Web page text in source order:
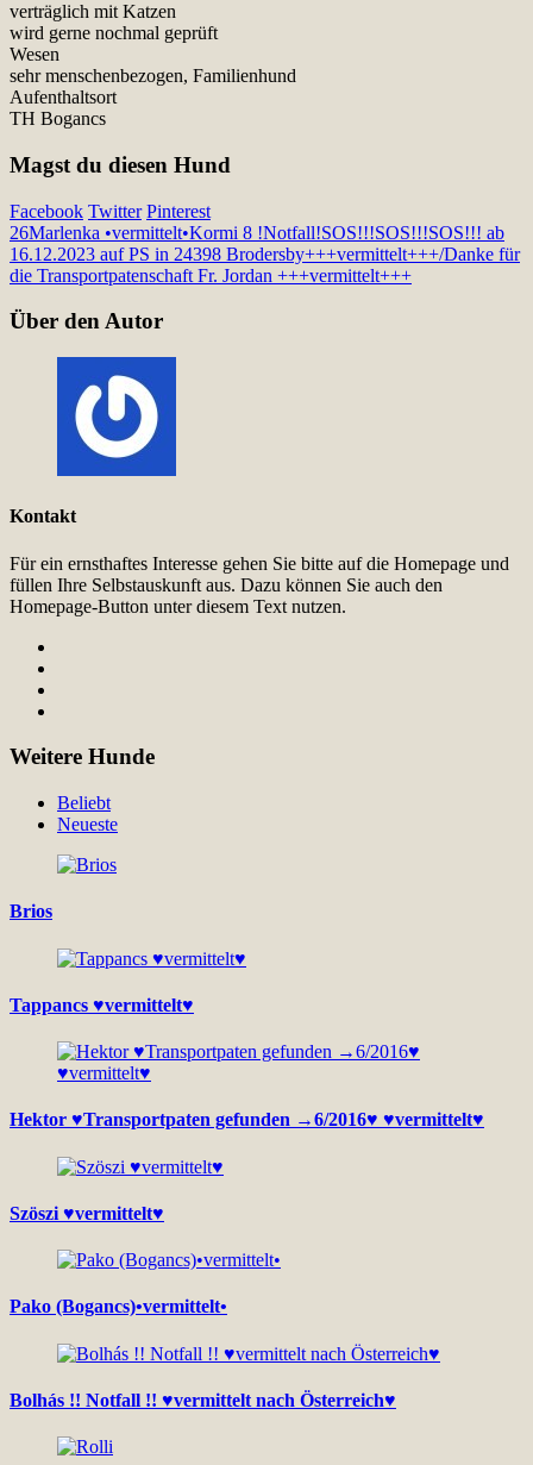
verträglich mit Katzen
wird gerne nochmal geprüft
Wesen
sehr menschenbezogen, Familienhund
Aufenthaltsort
TH Bogancs
Magst du diesen Hund
Facebook Twitter Pinterest
26Marlenka •vermittelt•Kormi 8 !Notfall!SOS!!!SOS!!!SOS!!! ab
16.12.2023 auf PS in 24398 Brodersby+++vermittelt+++/Danke für
die Transportpatenschaft Fr. Jordan +++vermittelt+++
Über den Autor
Kontakt
Für ein ernsthaftes Interesse gehen Sie bitte auf die Homepage und
füllen Ihre Selbstauskunft aus. Dazu können Sie auch den
Homepage-Button unter diesem Text nutzen.
Weitere Hunde
Beliebt
Neueste
Brios
Tappancs ♥vermittelt♥
Hektor ♥Transportpaten gefunden →6/2016♥ ♥vermittelt♥
Szöszi ♥vermittelt♥
Pako (Bogancs)•vermittelt•
Bolhás !! Notfall !! ♥vermittelt nach Österreich♥